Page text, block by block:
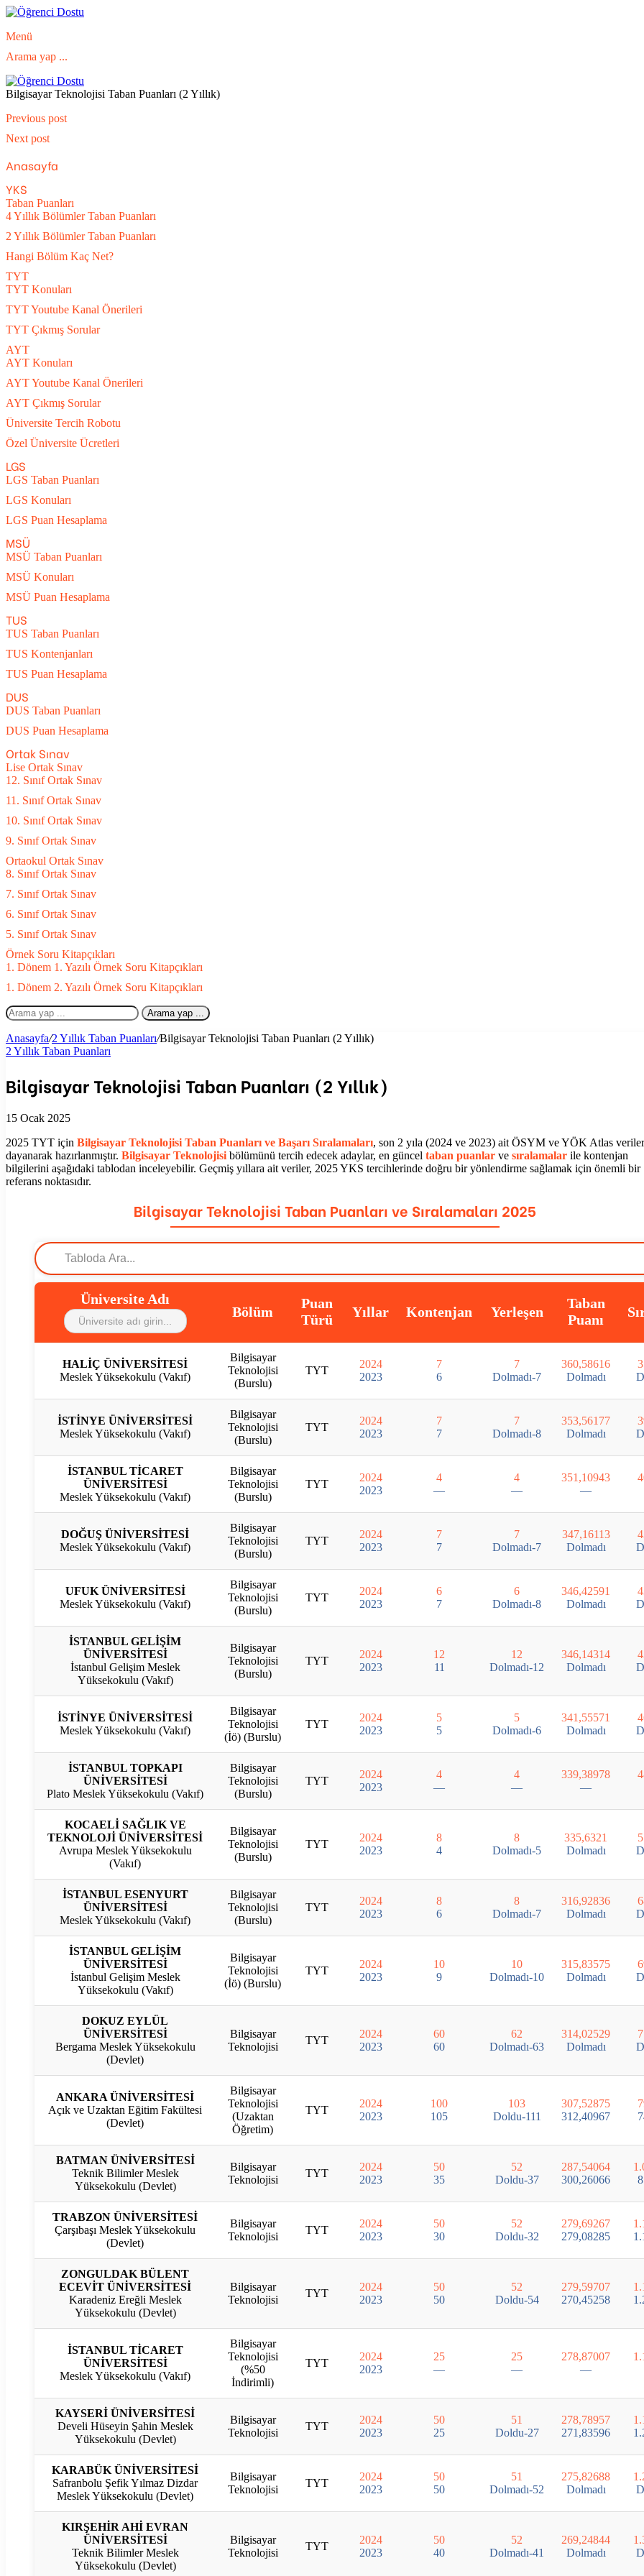
Menü
Arama yap ...
Bilgisayar Teknolojisi Taban Puanları (2 Yıllık)
Previous post
Next post
Anasayfa
YKS
Taban Puanları
4 Yıllık Bölümler Taban Puanları
2 Yıllık Bölümler Taban Puanları
Hangi Bölüm Kaç Net?
TYT
TYT Konuları
TYT Youtube Kanal Önerileri
TYT Çıkmış Sorular
AYT
AYT Konuları
AYT Youtube Kanal Önerileri
AYT Çıkmış Sorular
Üniversite Tercih Robotu
Özel Üniversite Ücretleri
LGS
LGS Taban Puanları
LGS Konuları
LGS Puan Hesaplama
MSÜ
MSÜ Taban Puanları
MSÜ Konuları
MSÜ Puan Hesaplama
TUS
TUS Taban Puanları
TUS Kontenjanları
TUS Puan Hesaplama
DUS
DUS Taban Puanları
DUS Puan Hesaplama
Ortak Sınav
Lise Ortak Sınav
12. Sınıf Ortak Sınav
11. Sınıf Ortak Sınav
10. Sınıf Ortak Sınav
9. Sınıf Ortak Sınav
Ortaokul Ortak Sınav
8. Sınıf Ortak Sınav
7. Sınıf Ortak Sınav
6. Sınıf Ortak Sınav
5. Sınıf Ortak Sınav
Örnek Soru Kitapçıkları
1. Dönem 1. Yazılı Örnek Soru Kitapçıkları
1. Dönem 2. Yazılı Örnek Soru Kitapçıkları
Arama yap ...
Anasayfa/2 Yıllık Taban Puanları/Bilgisayar Teknolojisi Taban Puanları (2 Yıllık)
2 Yıllık Taban Puanları
Bilgisayar Teknolojisi Taban Puanları (2 Yıllık)
15 Ocak 2025
2025 TYT için Bilgisayar Teknolojisi Taban Puanları ve Başarı Sıralamaları, son 2 yıla (2024 ve 2023) ait ÖSYM ve YÖK Atlas
dayanarak hazırlanmıştır. Bilgisayar Teknolojisi bölümünü tercih edecek adaylar, en güncel taban puanlar ve sıralamalar ile kontenjan
bilgilerini aşağıdaki tablodan inceleyebilir. Geçmiş yıllara ait veriler, 2025 YKS tercihlerinde doğru bir yönlendirme sağlamak için önemli bir
referans noktasıdır.
Bilgisayar Teknolojisi Taban Puanları ve Sıralamaları 2025
Üniversite Adı
Bölüm
Puan
Türü
Yıllar Kontenjan Yerleşen
Taban
Puanı
HALİÇ ÜNİVERSİTESİ
Meslek Yüksekokulu (Vakıf)
Bilgisayar
Teknolojisi
(Burslu)
TYT
2024
2023
7
6
7
Dolmadı-7
360,58616
Dolmadı
İSTİNYE ÜNİVERSİTESİ
Meslek Yüksekokulu (Vakıf)
Bilgisayar
Teknolojisi
(Burslu)
TYT
2024
2023
7
7
7
Dolmadı-8
353,56177
Dolmadı
İSTANBUL TİCARET
ÜNİVERSİTESİ
Meslek Yüksekokulu (Vakıf)
Bilgisayar
Teknolojisi
(Burslu)
TYT
2024
2023
4
—
4
—
351,10943
—
DOĞUŞ ÜNİVERSİTESİ
Meslek Yüksekokulu (Vakıf)
Bilgisayar
Teknolojisi
(Burslu)
TYT
2024
2023
7
7
7
Dolmadı-7
347,16113
Dolmadı
UFUK ÜNİVERSİTESİ
Meslek Yüksekokulu (Vakıf)
Bilgisayar
Teknolojisi
(Burslu)
TYT
2024
2023
6
7
6
Dolmadı-8
346,42591
Dolmadı
İSTANBUL GELİŞİM
ÜNİVERSİTESİ
İstanbul Gelişim Meslek
Yüksekokulu (Vakıf)
Bilgisayar
Teknolojisi
(Burslu)
TYT
2024
2023
12
11
12
Dolmadı-12
346,14314
Dolmadı
İSTİNYE ÜNİVERSİTESİ
Meslek Yüksekokulu (Vakıf)
Bilgisayar
Teknolojisi
(İö) (Burslu)
TYT
2024
2023
5
5
5
Dolmadı-6
341,55571
Dolmadı
İSTANBUL TOPKAPI
ÜNİVERSİTESİ
Plato Meslek Yüksekokulu (Vakıf)
Bilgisayar
Teknolojisi
(Burslu)
TYT
2024
2023
4
—
4
—
339,38978
—
KOCAELİ SAĞLIK VE
TEKNOLOJİ ÜNİVERSİTESİ
Avrupa Meslek Yüksekokulu
(Vakıf)
Bilgisayar
Teknolojisi
(Burslu)
TYT
2024
2023
8
4
8
Dolmadı-5
335,6321
Dolmadı
İSTANBUL ESENYURT
ÜNİVERSİTESİ
Meslek Yüksekokulu (Vakıf)
Bilgisayar
Teknolojisi
(Burslu)
TYT
2024
2023
8
6
8
Dolmadı-7
316,92836
Dolmadı
İSTANBUL GELİŞİM
ÜNİVERSİTESİ
İstanbul Gelişim Meslek
Yüksekokulu (Vakıf)
Bilgisayar
Teknolojisi
(İö) (Burslu)
TYT
2024
2023
10
9
10
Dolmadı-10
315,83575
Dolmadı
DOKUZ EYLÜL
ÜNİVERSİTESİ
Bergama Meslek Yüksekokulu
(Devlet)
Bilgisayar
Teknolojisi
TYT
2024
2023
60
60
62
Dolmadı-63
314,02529
Dolmadı
ANKARA ÜNİVERSİTESİ
Açık ve Uzaktan Eğitim Fakültesi
(Devlet)
Bilgisayar
Teknolojisi
(Uzaktan
Öğretim)
TYT
2024
2023
100
105
103
Doldu-111
307,52875
312,40967
BATMAN ÜNİVERSİTESİ
Teknik Bilimler Meslek
Yüksekokulu (Devlet)
Bilgisayar
Teknolojisi
TYT
2024
2023
50
35
52
Doldu-37
287,54064
300,26066
TRABZON ÜNİVERSİTESİ
Çarşıbaşı Meslek Yüksekokulu
(Devlet)
Bilgisayar
Teknolojisi
TYT
2024
2023
50
30
52
Doldu-32
279,69267
279,08285
ZONGULDAK BÜLENT
ECEVİT ÜNİVERSİTESİ
Karadeniz Ereğli Meslek
Yüksekokulu (Devlet)
Bilgisayar
Teknolojisi
TYT
2024
2023
50
50
52
Doldu-54
279,59707
270,45258
İSTANBUL TİCARET
ÜNİVERSİTESİ
Meslek Yüksekokulu (Vakıf)
Bilgisayar
Teknolojisi
(%50
İndirimli)
TYT
2024
2023
25
—
25
—
278,87007
—
KAYSERİ ÜNİVERSİTESİ
Develi Hüseyin Şahin Meslek
Yüksekokulu (Devlet)
Bilgisayar
Teknolojisi
TYT
2024
2023
50
25
51
Doldu-27
278,78957
271,83596
KARABÜK ÜNİVERSİTESİ
Safranbolu Şefik Yılmaz Dizdar
Meslek Yüksekokulu (Devlet)
Bilgisayar
Teknolojisi
TYT
2024
2023
50
50
51
Dolmadı-52
275,82688
Dolmadı
KIRŞEHİR AHİ EVRAN
ÜNİVERSİTESİ
Teknik Bilimler Meslek
Yüksekokulu (Devlet)
Bilgisayar
Teknolojisi
TYT
2024
2023
50
40
52
Dolmadı-41
269,24844
Dolmadı